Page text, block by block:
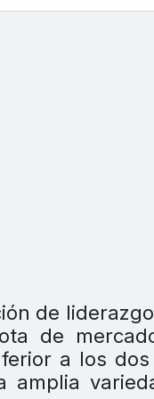
de
de
a los dos
amplia